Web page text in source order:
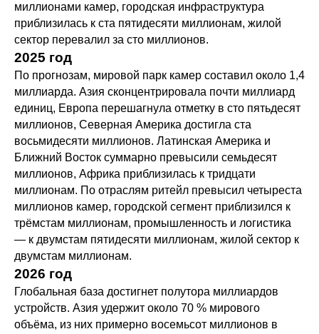
миллионами камер, городская инфраструктура
приблизилась к ста пятидесяти миллионам, жилой
сектор перевалил за сто миллионов.
2025 год
По прогнозам, мировой парк камер составил около 1,4
миллиарда. Азия сконцентрировала почти миллиард
единиц, Европа перешагнула отметку в сто пятьдесят
миллионов, Северная Америка достигла ста
восьмидесяти миллионов. Латинская Америка и
Ближний Восток суммарно превысили семьдесят
миллионов, Африка приблизилась к тридцати
миллионам. По отраслям ритейл превысил четыреста
миллионов камер, городской сегмент приблизился к
трёмстам миллионам, промышленность и логистика
— к двумстам пятидесяти миллионам, жилой сектор к
двумстам миллионам.
2026 год
Глобальная база достигнет полутора миллиардов
устройств. Азия удержит около 70 % мирового
объёма, из них примерно восемьсот миллионов в